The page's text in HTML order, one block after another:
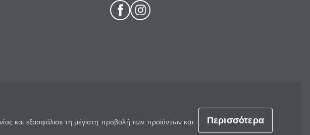
και εξασφάλισε τη μέγιστη προβολή των προϊόντων και
Περισσότερα